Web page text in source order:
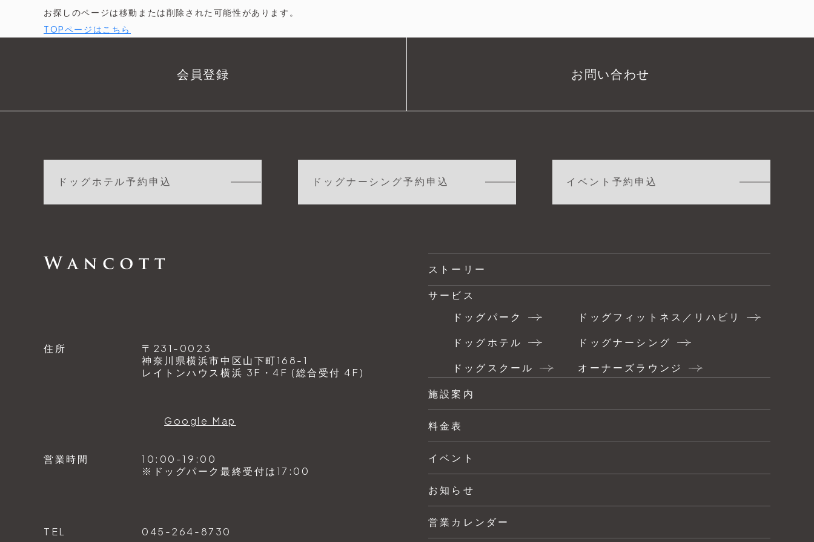
お探しのページは移動または削除された可能性があります。
TOPページはこちら
会員登録 お問い合わせ
ドッグホテル予約申込 ドッグナーシング予約申込 イベント予約申込
ストーリー
サービス
ドッグパーク
ドッグホテル
ドッグスクール
ドッグフィットネス／リハビリ
ドッグナーシング
オーナーズラウンジ
施設案内
料金表
イベント
お知らせ
営業カレンダー
住所
〒231-0023
神奈川県横浜市中区山下町168-1
レイトンハウス横浜 3F・4F (総合受付 4F)
Google Map
営業時間
10:00-19:00
※ドッグパーク最終受付は17:00
TEL 045-264-8730